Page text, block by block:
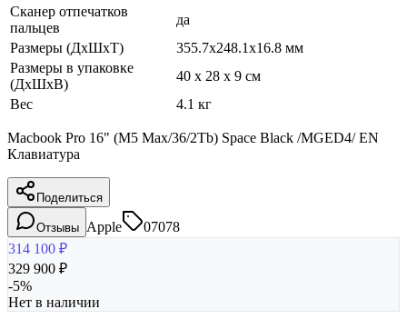
Сканер отпечатков
пальцев
да
Размеры (ДхШхТ)
355.7x248.1x16.8 мм
Размеры в упаковке
(ДхШхВ)
40 x 28 x 9 см
Вес
4.1 кг
Macbook Pro 16" (M5 Max/36/2Tb) Space Black /MGED4/ EN
Клавиатура
Поделиться
Отзывы Apple
07078
314 100 ₽
329 900 ₽
-5%
Нет в наличии